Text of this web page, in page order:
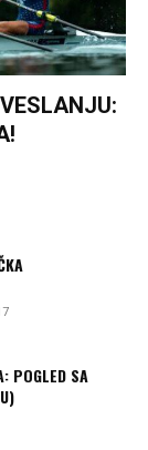
POGLED SA